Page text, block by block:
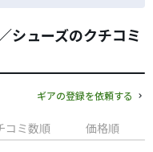
シューズのクチコミ
ギアの登録を依頼する
コミ数順 価格順